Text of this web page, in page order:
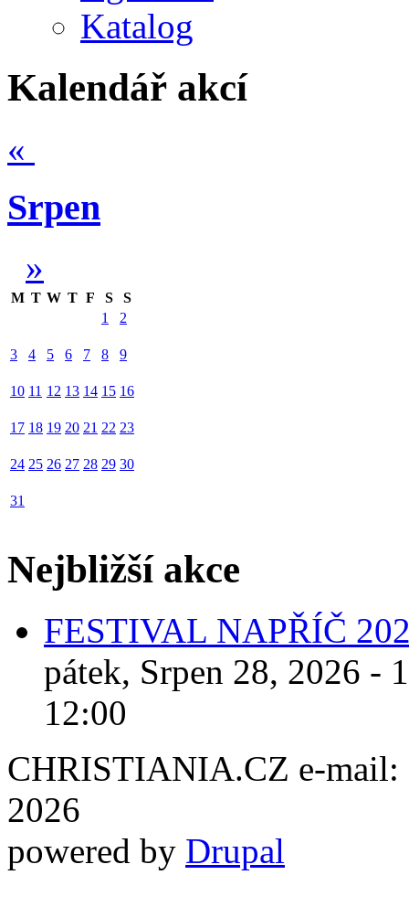
Katalog
Kalendář akcí
«
Srpen
»
M T W T F S
S
1
2
3 4 5 6 7 8 9
10 11 12 13 14 15 16
17 18 19 20 21 22 23
24 25 26 27 28 29 30
31
Nejbližší akce
FESTIVAL NAPŘÍČ
pátek, Srpen 28, 2026 -
12:00
CHRISTIANIA.CZ e-mail:
2026
powered by Drupal